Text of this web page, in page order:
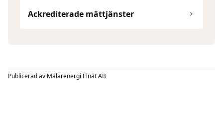
Ackrediterade mättjänster
Publicerad av Mälarenergi Elnät AB